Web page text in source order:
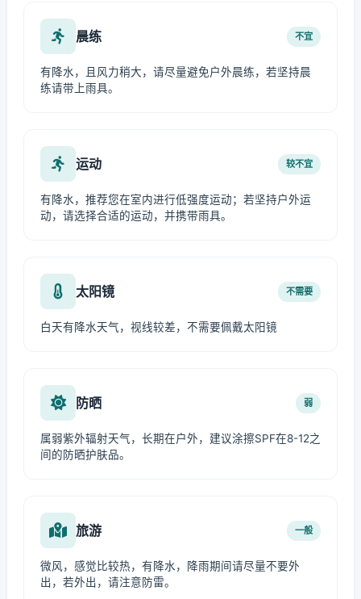
晨练 不宜
有降水，且风力稍大，请尽量避免户外晨练，若坚持晨
练请带上雨具。
运动 较不宜
有降水，推荐您在室内进行低强度运动；若坚持户外运
动，请选择合适的运动，并携带雨具。
太阳镜 不需要
白天有降水天气，视线较差，不需要佩戴太阳镜
防晒 弱
属弱紫外辐射天气，长期在户外，建议涂擦SPF在8-12之
间的防晒护肤品。
旅游 一般
微风，感觉比较热，有降水，降雨期间请尽量不要外
出，若外出，请注意防雷。